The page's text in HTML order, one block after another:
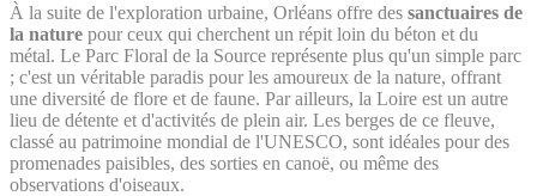
À la suite de l'exploration urbaine, Orléans offre des sanctuaires de
la nature pour ceux qui cherchent un répit loin du béton et du
métal. Le Parc Floral de la Source représente plus qu'un simple parc
; c'est un véritable paradis pour les amoureux de la nature, offrant
une diversité de flore et de faune. Par ailleurs, la Loire est un autre
lieu de détente et d'activités de plein air. Les berges de ce fleuve,
classé au patrimoine mondial de l'UNESCO, sont idéales pour des
promenades paisibles, des sorties en canoë, ou même des
observations d'oiseaux.